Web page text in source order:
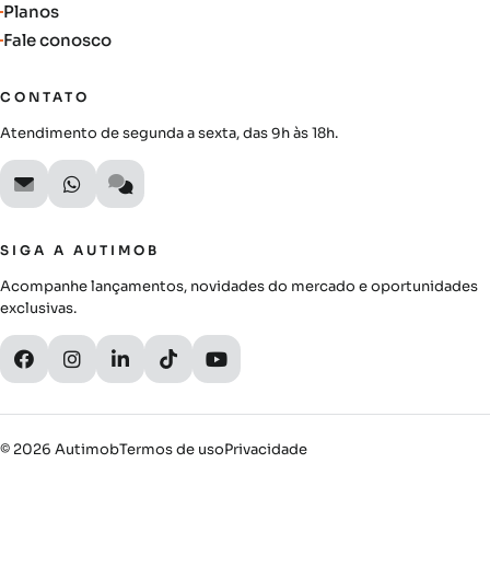
Planos
Fale conosco
CONTATO
Atendimento de segunda a sexta, das 9h às 18h.
SIGA A AUTIMOB
Acompanhe lançamentos, novidades do mercado e oportunidades
exclusivas.
© 2026 AutimobTermos de usoPrivacidade